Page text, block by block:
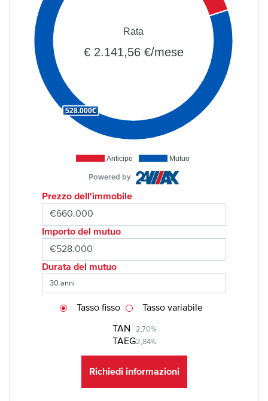
Anticipo Mutuo
528.000€
Rata
€ 2.141,56 €/mese
Powered by
Prezzo dell'immobile
Importo del mutuo
Durata del mutuo
TAN 2,70%
TAEG2,84%
Tasso fisso Tasso variabile
Richiedi informazioni